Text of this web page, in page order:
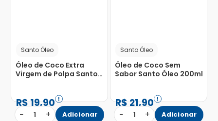
Santo Óleo
Óleo de Coco Extra
Virgem de Polpa Santo
R$19,90
− 1 + Adicionar
Santo Óleo
Óleo de Coco Sem
Sabor Santo Óleo 200ml
R$21,90
− 1 + Adicionar